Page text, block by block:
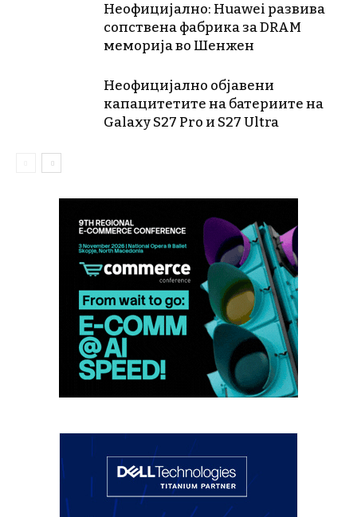
Неофицијално: Huawei развива
сопствена фабрика за DRAM
меморија во Шенжен
Неофицијално објавени
капацитетите на батериите на
Galaxy S27 Pro и S27 Ultra